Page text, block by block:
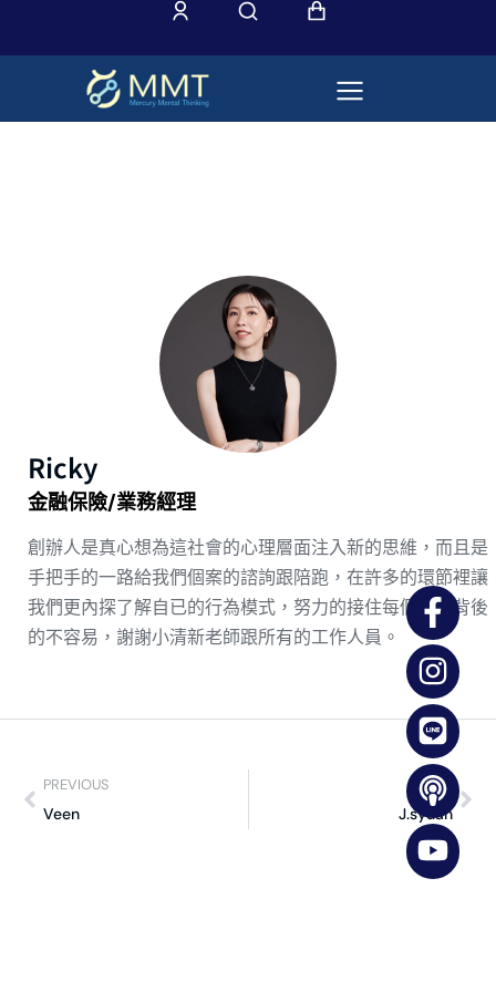
Ricky
金融保險/業務經理
創辦人是真心想為這社會的心理層面注入新的思維，而且是
手把手的一路給我們個案的諮詢跟陪跑，在許多的環節裡讓
我們更內探了解自已的行為模式，努力的接住每個號碼背後
的不容易，謝謝小清新老師跟所有的工作人員。
PREVIOUS
Veen
NEXT
J.syuan